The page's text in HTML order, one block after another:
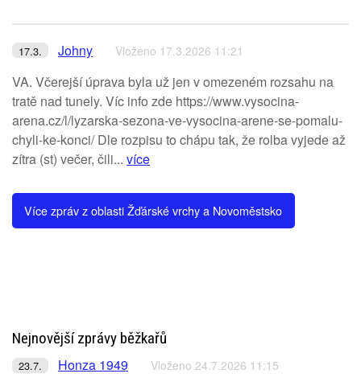
17.3. Johny Vloženo 17.3.2026 11:21
VA. Včerejší úprava byla už jen v omezeném rozsahu na
tratě nad tunely. Víc info zde https://www.vysocina-
arena.cz/l/lyzarska-sezona-ve-vysocina-arene-se-pomalu-
chyli-ke-konci/ Dle rozpisu to chápu tak, že rolba vyjede až
zítra (st) večer, čili... více
Více zpráv z oblasti Žďárské vrchy a Novoměstsko
Nejnovější zprávy běžkařů
23.7. Honza 1949 Vloženo 24.7.2026 11:15